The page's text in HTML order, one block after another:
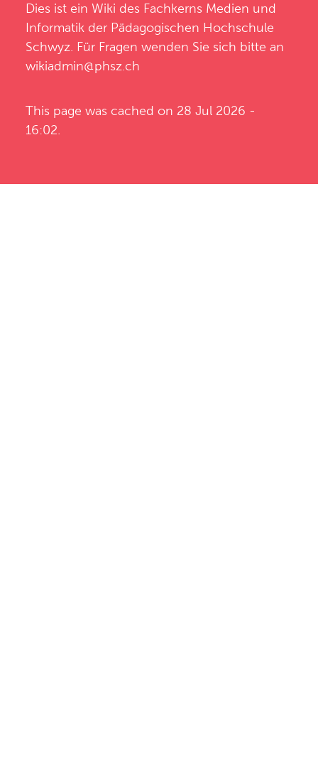
Dies ist ein Wiki des Fachkerns Medien und
Informatik der Pädagogischen Hochschule
Schwyz . Für Fragen wenden Sie sich bitte an
wikiadmin@phsz.ch
This page was cached on 28 Jul 2026 -
16:02.